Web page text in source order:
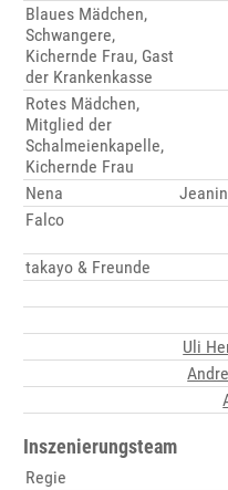
Blaues Mädchen,
Schwangere,
Kichernde Frau, Gast
der Krankenkasse
Rotes Mädchen,
Mitglied der
Schalmeienkapelle,
Kichernde Frau
Nena
Falco
takayo & Freunde
Uli
Inszenierungsteam
Regie